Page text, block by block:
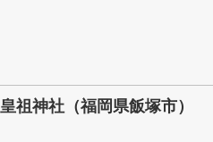
皇祖神社（福岡県飯塚市）